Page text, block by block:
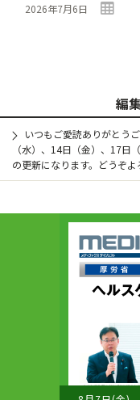
2026年7月6日
編
いつもご愛読ありがとう
（水）、14日（金）、17日
の更新になります。どうぞよ